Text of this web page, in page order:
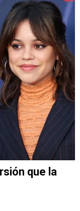
que la